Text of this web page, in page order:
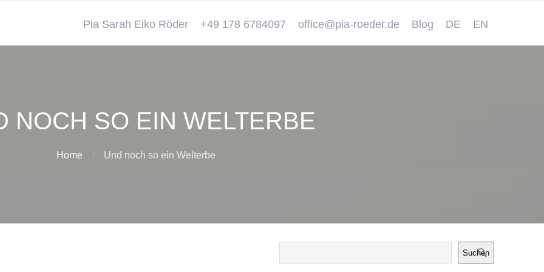
Pia Sarah Eiko Röder +49 178 6784097 office@pia-roeder.de Blog DE EN
NOCH SO EIN WELTERBE
Home Und noch so ein Welterbe
Suchen